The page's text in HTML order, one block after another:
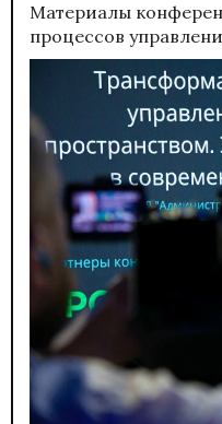
Материалы
процессов